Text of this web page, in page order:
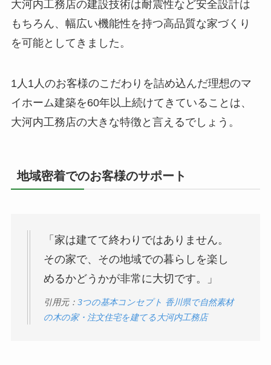
大河内工務店の建設技術は耐震性など安全設計は
もちろん、幅広い機能性を持つ高品質な家づくり
を可能としてきました。
1人1人のお客様のこだわりを詰め込んだ理想のマ
イホーム建築を60年以上続けてきていることは、
大河内工務店の大きな特徴と言えるでしょう。
地域密着でのお客様のサポート
「家は建てて終わりではありません。
その家で、その地域での暮らしを楽し
めるかどうかが非常に大切です。」
引用元： 3つの基本コンセプト 香川県で自然素材
の木の家・注文住宅を建てる大河内工務店